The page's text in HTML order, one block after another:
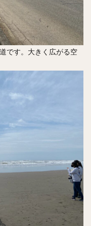
です。大きく広がる空